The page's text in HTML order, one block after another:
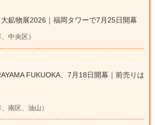
鉱物展2026｜福岡タワーで7月25日開幕
中央区）
FUKUOKA、7月18日開幕｜前売りは
南区、油山）